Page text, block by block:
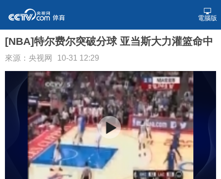
電腦版
[NBA]特尔费尔突破分球 亚当斯大力灌篮命中
來源：央视网 10-31 12:29